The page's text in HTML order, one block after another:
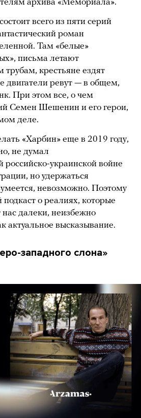
архива «Мемориала».
всего из пяти серий
роман
Там «белые»
письма летают
крестьяне ездят
двигатели ревут — в общем,
При этом все, о чем
Семен Шешенин и его герои,
деле.
«Харбин» еще в 2019 году,
не думал
российско-украинской войне
но удержаться
невозможно. Поэтому
о реалиях, которые
нас далеки, неизбежно
актуальное высказывание.
западного слона»